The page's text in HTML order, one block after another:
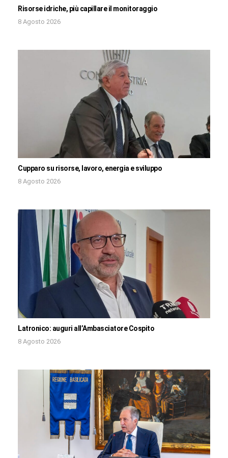
Risorse idriche, più capillare il monitoraggio
8 Agosto 2026
Cupparo su risorse, lavoro, energia e sviluppo
8 Agosto 2026
Latronico: auguri all’Ambasciatore Cospito
8 Agosto 2026